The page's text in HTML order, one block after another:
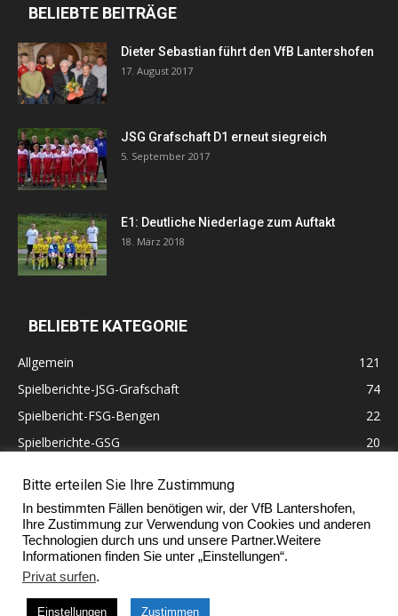
BELIEBTE BEITRÄGE
Dieter Sebastian führt den VfB Lantershofen
17. August 2017
JSG Grafschaft D1 erneut siegreich
5. September 2017
E1: Deutliche Niederlage zum Auftakt
18. März 2018
BELIEBTE KATEGORIE
Allgemein
121
Spielberichte-JSG-Grafschaft
74
Spielbericht-FSG-Bengen
22
Spielberichte-GSG
20
60 Jahre VfB Lantershofen
Ehrenmitglieder
Impressum
Bitte erteilen Sie Ihre Zustimmung
In bestimmten Fällen benötigen wir, der VfB Lantershofen,
Ihre Zustimmung zur Verwendung von Cookies und anderen
Technologien durch uns und unsere Partner.Weitere
Informationen finden Sie unter „Einstellungen“.
Privat surfen.
Einstellungen Zustimmen